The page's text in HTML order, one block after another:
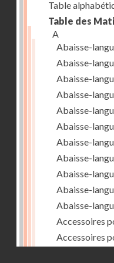
Table
Table des
A
Abaisse-
Abaisse-
Abaisse-
Abaisse-
Abaisse-
Abaisse-
Abaisse-
Abaisse-
Abaisse-
Abaisse-
Abaisse-
Accessoires
Accessoires